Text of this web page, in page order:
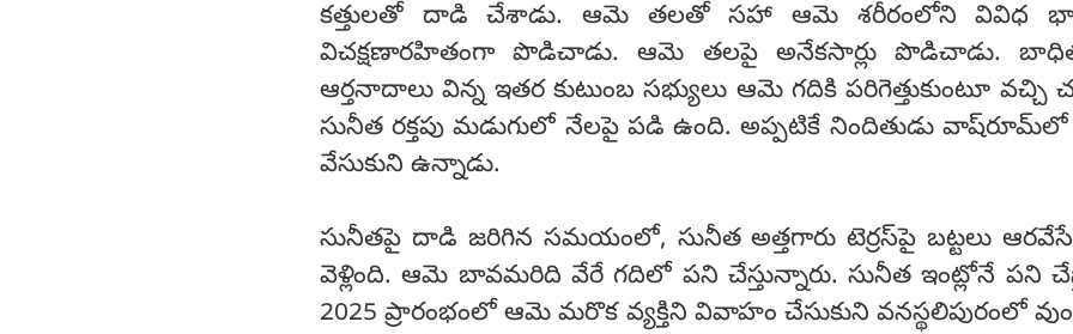
కత్తులతో దాడి చేశాడు. ఆమె తలతో సహా ఆమె శరీరంలోని వివిధ
విచక్షణారహితంగా పొడిచాడు. ఆమె తలపై అనేకసార్లు పొడిచాడు.
ఆర్తనాదాలు విన్న ఇతర కుటుంబ సభ్యులు ఆమె గదికి పరిగెత్తుకుంటూ వచ్చి
సునీత రక్తపు మడుగులో నేలపై పడి ఉంది. అప్పటికే నిందితుడు
వేసుకుని ఉన్నాడు.
సునీతపై దాడి జరిగిన సమయంలో, సునీత అత్తగారు టెర్రస్‌పై బట్టలు
వెళ్లింది. ఆమె బావమరిది వేరే గదిలో పని చేస్తున్నారు. సునీత ఇంట్లోనే పని
2025 ప్రారంభంలో ఆమె మరొక వ్యక్తిని వివాహం చేసుకుని వనస్థలిపురంలో